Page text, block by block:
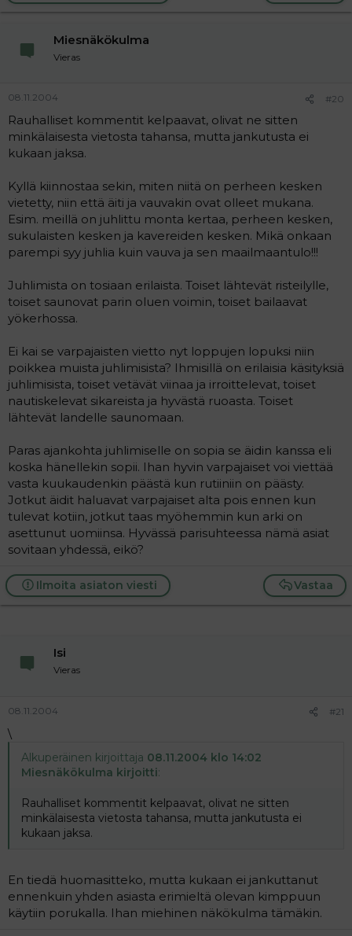
Miesnäkökulma
Vieras
08.11.2004 #20
Rauhalliset kommentit kelpaavat, olivat ne sitten
minkälaisesta vietosta tahansa, mutta jankutusta ei
kukaan jaksa.
Kyllä kiinnostaa sekin, miten niitä on perheen kesken
vietetty, niin että äiti ja vauvakin ovat olleet mukana.
Esim. meillä on juhlittu monta kertaa, perheen kesken,
sukulaisten kesken ja kavereiden kesken. Mikä onkaan
parempi syy juhlia kuin vauva ja sen maailmaantulo!!!
Juhlimista on tosiaan erilaista. Toiset lähtevät risteilylle,
toiset saunovat parin oluen voimin, toiset bailaavat
yökerhossa.
Ei kai se varpajaisten vietto nyt loppujen lopuksi niin
poikkea muista juhlimisista? Ihmisillä on erilaisia käsityksiä
juhlimisista, toiset vetävät viinaa ja irroittelevat, toiset
nautiskelevat sikareista ja hyvästä ruoasta. Toiset
lähtevät landelle saunomaan.
Paras ajankohta juhlimiselle on sopia se äidin kanssa eli
koska hänellekin sopii. Ihan hyvin varpajaiset voi viettää
vasta kuukaudenkin päästä kun rutiiniin on päästy.
Jotkut äidit haluavat varpajaiset alta pois ennen kun
tulevat kotiin, jotkut taas myöhemmin kun arki on
asettunut uomiinsa. Hyvässä parisuhteessa nämä asiat
sovitaan yhdessä, eikö?
Vastaa
Ilmoita asiaton viesti
Isi
Vieras
08.11.2004 #21
\
Alkuperäinen kirjoittaja 08.11.2004 klo 14:02
Miesnäkökulma kirjoitti:
Rauhalliset kommentit kelpaavat, olivat ne sitten
minkälaisesta vietosta tahansa, mutta jankutusta ei
kukaan jaksa.
En tiedä huomasitteko, mutta kukaan ei jankuttanut
ennenkuin yhden asiasta erimieltä olevan kimppuun
käytiin porukalla. Ihan miehinen näkökulma tämäkin.